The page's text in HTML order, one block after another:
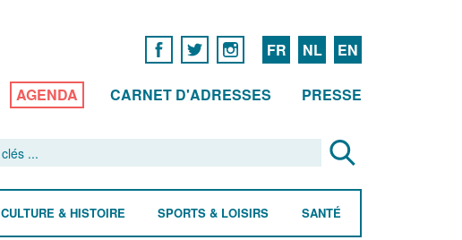
FR NL EN
AGENDA CARNET D'ADRESSES PRESSE
CULTURE & HISTOIRE SPORTS & LOISIRS SANTÉ